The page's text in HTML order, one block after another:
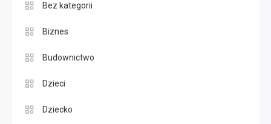
Bez kategorii
Biznes
Budownictwo
Dzieci
Dziecko